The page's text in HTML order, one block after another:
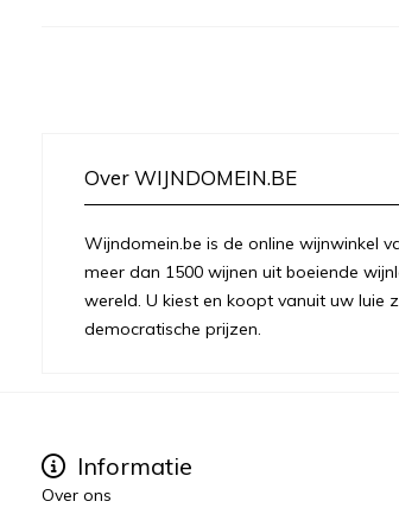
Over WIJNDOMEIN.BE
Wijndomein.be is de online wijnwinkel
meer dan 1500 wijnen uit boeiende
wereld. U kiest en koopt vanuit uw luie
democratische prijzen.
Informatie
Over ons